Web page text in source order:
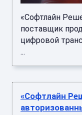
«Софтлайн
поставщик
цифровой
...
«Софтлайн